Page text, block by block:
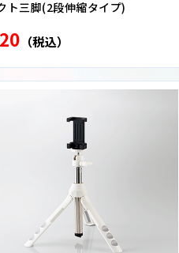
ト三脚(2段伸縮タイプ)
（税込）